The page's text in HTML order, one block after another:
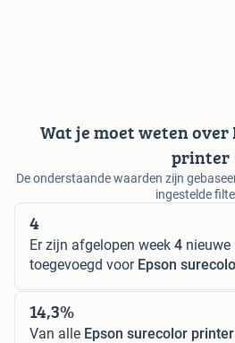
Wat je moet weten over
printer
De onderstaande waarden zijn
ingestelde
4
Er zijn afgelopen week 4 nieuwe
toegevoegd voor Epson
14,3%
Van alle Epson surecolor printer